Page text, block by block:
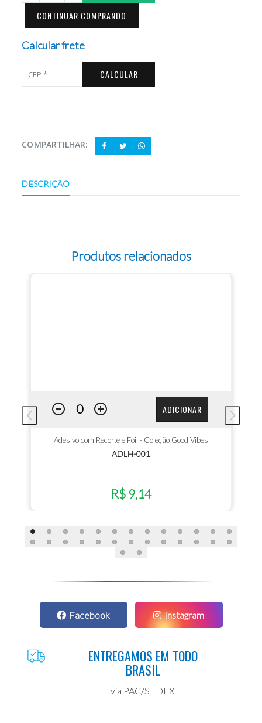
CONTINUAR COMPRANDO
Calcular frete
CALCULAR
COMPARTILHAR:
DESCRIÇÃO
Produtos relacionados
ADICIONAR
Adesivo com Recorte e Foil - Coleção Good Vibes
ADLH-001
R$ 9,14
Facebook Instagram
ENTREGAMOS EM TODO
BRASIL
via PAC/SEDEX